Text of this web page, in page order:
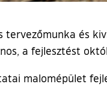
tervezőmunka és
a fejlesztést
malomépület